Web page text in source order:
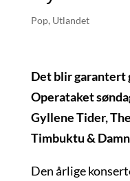
Pop, Utlandet
Det blir garantert
Operataket
Gyllene Tider,
Timbuktu &
Den årlige